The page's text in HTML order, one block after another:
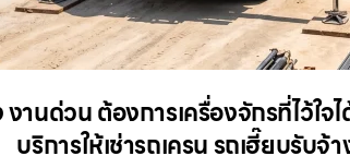
งานด่วน ต้องการเครื่องจักรที่ไว้
บริการให้เช่ารถเครน รถเฮี๊ยบรับ